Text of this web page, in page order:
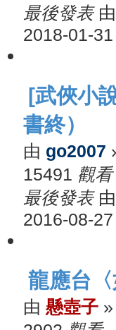
最後發表 由
2018-01-
[武俠小
書終）
由 go2007
15491 觀看
最後發表 由
2016-08-
龍應台〈
由 懸壺子 »